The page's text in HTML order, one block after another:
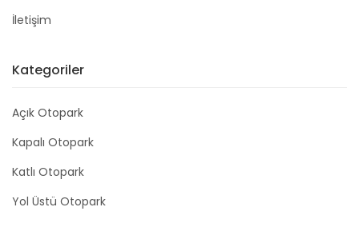
İletişim
Kategoriler
Açık Otopark
Kapalı Otopark
Katlı Otopark
Yol Üstü Otopark